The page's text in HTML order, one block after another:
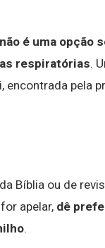
é uma opção
respiratórias.
encontrada pela
Bíblia ou de
apelar, dê
.